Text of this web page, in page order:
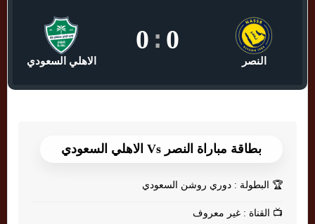
النصر
0
:
0
الاهلي السعودي
بطاقة مباراة النصر Vs الاهلي السعودي
🏆 البطولة : دوري روشن السعودي
📺 القناة : غير معروف